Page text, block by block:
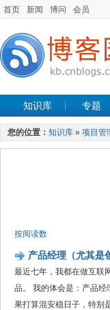
首页 新闻 博问 会员
知识库 专题
您的位置： 知识库 » 项目管
按阅读数
产品经理（尤其是
最近七年，我都在做互联
品。 我的体会是：产品
果打算混安稳日子，特别